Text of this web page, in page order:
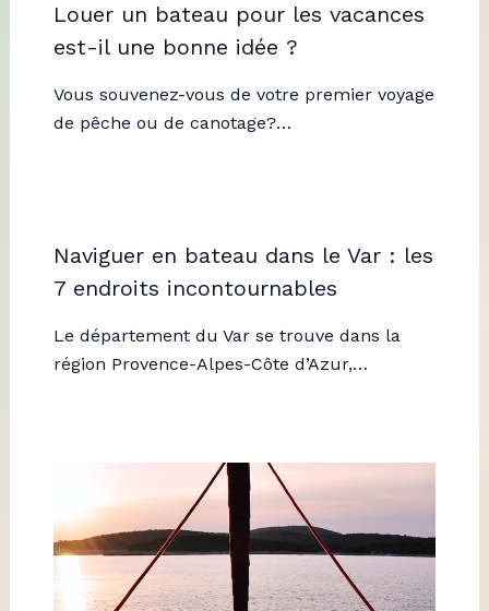
Louer un bateau pour les vacances
est-il une bonne idée ?
Vous souvenez-vous de votre premier voyage
de pêche ou de canotage?…
Naviguer en bateau dans le Var : les
7 endroits incontournables
Le département du Var se trouve dans la
région Provence-Alpes-Côte d’Azur,…